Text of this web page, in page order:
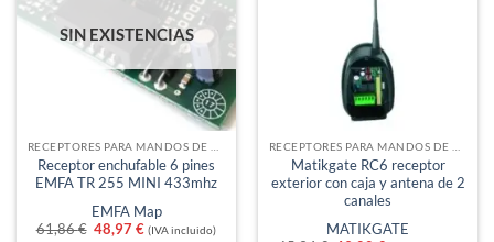
se
pueden
elegir
en
la
página
de
producto
SIN EXISTENCIAS
RECEPTORES PARA MANDOS DE GARAJE
Receptor enchufable 6 pines
EMFA TR 255 MINI 433mhz
EMFA Map
61,86€ El
48,97€El
(IVA incluido)
RECEPTORES PARA MANDOS DE GARAJE
Matikgate RC6 receptor
exterior con caja y antena de 2
canales
MATIKGATE